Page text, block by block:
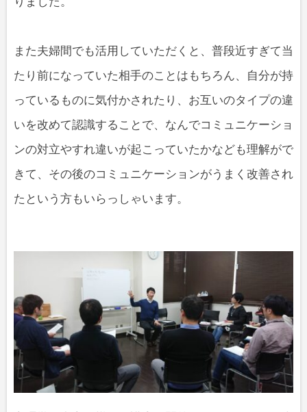
りました。
また夫婦間でも活用していただくと、普段近すぎて当
たり前になっていた相手のことはもちろん、自分が持
っているものに気付かされたり、お互いのタイプの違
いを改めて認識することで、なんでコミュニケーショ
ンの対立やすれ違いが起こっていたかなども理解がで
きて、その後のコミュニケーションがうまく改善され
たという方もいらっしゃいます。